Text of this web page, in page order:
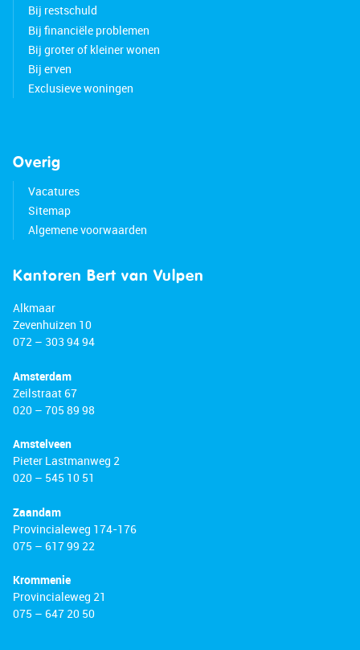
Bij restschuld
Bij financiële problemen
Bij groter of kleiner wonen
Bij erven
Exclusieve woningen
Overig
Vacatures
Sitemap
Algemene voorwaarden
Kantoren Bert van Vulpen
Alkmaar
Zevenhuizen 10
072 – 303 94 94
Amsterdam
Zeilstraat 67
020 – 705 89 98
Amstelveen
Pieter Lastmanweg 2
020 – 545 10 51
Zaandam
Provincialeweg 174-176
075 – 617 99 22
Krommenie
Provincialeweg 21
075 – 647 20 50